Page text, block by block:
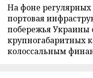
На фоне
портовая
побережья Украины
крупногабаритных
колоссальным